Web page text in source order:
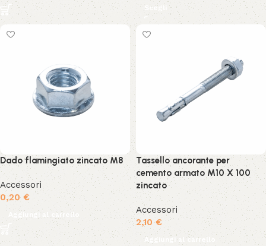
Scegli
Dado flamingiato zincato M8
Accessori
0,20 €
Aggiungi al carrello
Tassello ancorante per
cemento armato M10 X 100
zincato
Accessori
2,10€
Aggiungi al carrello